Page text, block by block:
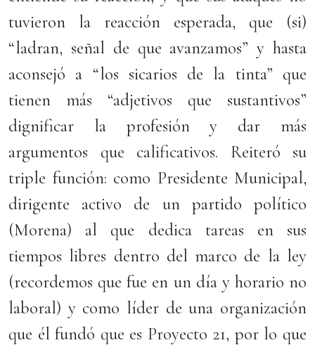
tuvieron la reacción esperada, que (si)
“ladran, señal de que avanzamos” y hasta
aconsejó a “los sicarios de la tinta” que
tienen más “adjetivos que sustantivos”
dignificar la profesión y dar más
argumentos que calificativos. Reiteró su
triple función: como Presidente Municipal,
dirigente activo de un partido político
(Morena) al que dedica tareas en sus
tiempos libres dentro del marco de la ley
(recordemos que fue en un día y horario no
laboral) y como líder de una organización
que él fundó que es Proyecto 21, por lo que